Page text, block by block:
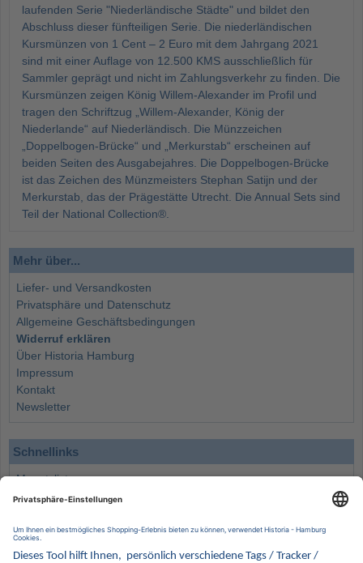
laufenden Serie "Niederländische Städte" und bildet den
Abschluss dieser fünfteiligen Serie. Die niederländischen
Kursmünzen von 1 Cent – 2 Euro mit dem Jahrgang 2021
sind mit einer Auflage von 12.500 KMS ausschließlich für
Sammler geprägt und nicht im Zahlungsverkehr zu finden. Die
Kursmünzen zeigen König Willem-Alexander im Profil und
tragen den Schriftzug „Willem-Alexander, König der
Niederlande“ auf Niederländisch. Die Münzzeichen
„Doppelbogen-Brücke“ und „Merkurstab“ erscheinen auf
beiden Seiten des Ausgabejahres. Die Doppelbogen-Brücke
ist das Zeichen des Münzmeisters Stephan Satijn und der
Merkurstab, das der Prägestätte Utrecht. Die Annual Sets sind
Teil der National Collection®.
Mehr über...
Liefer- und Versandkosten
Privatsphäre und Datenschutz
Allgemeine Geschäftsbedingungen
Widerruf erklären
Über Historia Hamburg
Impressum
Kontakt
Newsletter
Schnellinks
Monatsliste
Angebote
Wissenswertes